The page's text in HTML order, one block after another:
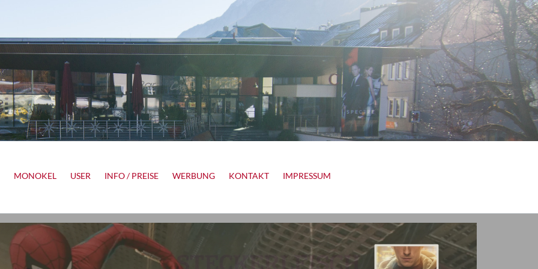
MONOKEL USER INFO / PREISE WERBUNG KONTAKT IMPRESSUM